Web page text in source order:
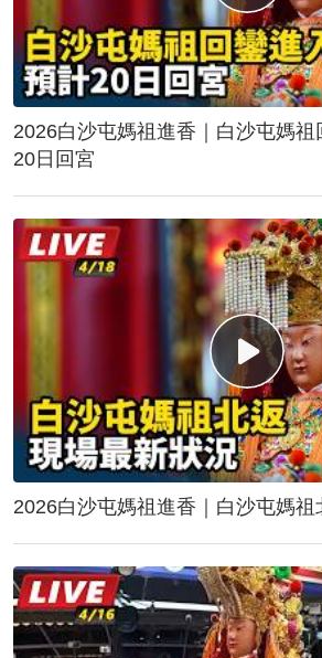
2026白沙屯媽祖進香｜白沙屯媽
20日回宮
2026白沙屯媽祖進香｜白沙屯媽